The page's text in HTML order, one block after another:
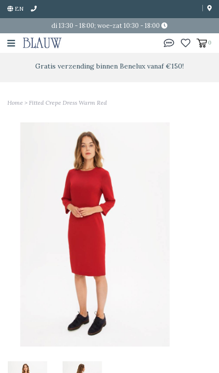
EN
di 13:30 - 18:00; woe-zat 10:30 - 18:00
0
Gratis verzending binnen Benelux vanaf €150!
Home > Fitted Crepe Dress Warm Red